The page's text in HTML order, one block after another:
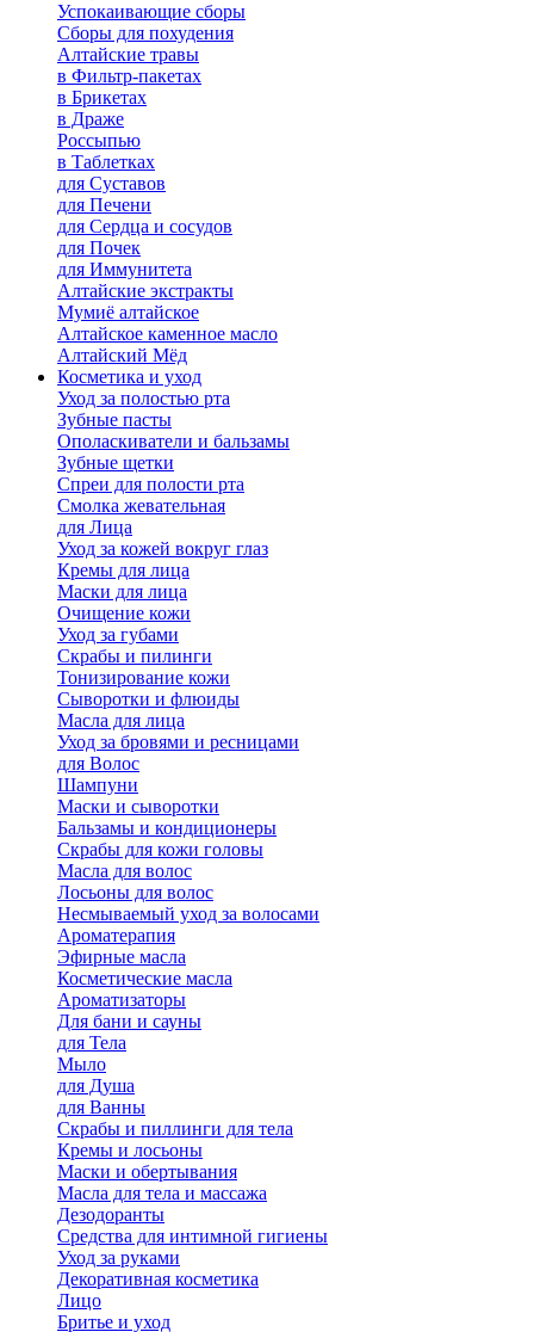
Успокаивающие сборы
Сборы для похудения
Алтайские травы
в Фильтр-пакетах
в Брикетах
в Драже
Россыпью
в Таблетках
для Cуставов
для Печени
для Сердца и сосудов
для Почек
для Иммунитета
Алтайские экстракты
Мумиё алтайское
Алтайское каменное масло
Алтайский Мёд
Косметика и уход
Уход за полостью рта
Зубные пасты
Ополаскиватели и бальзамы
Зубные щетки
Спреи для полости рта
Смолка жевательная
для Лица
Уход за кожей вокруг глаз
Кремы для лица
Маски для лица
Очищение кожи
Уход за губами
Скрабы и пилинги
Тонизирование кожи
Сыворотки и флюиды
Масла для лица
Уход за бровями и ресницами
для Волос
Шампуни
Маски и сыворотки
Бальзамы и кондиционеры
Скрабы для кожи головы
Масла для волос
Лосьоны для волос
Несмываемый уход за волосами
Ароматерапия
Эфирные масла
Косметические масла
Ароматизаторы
Для бани и сауны
для Тела
Мыло
для Душа
для Ванны
Скрабы и пиллинги для тела
Кремы и лосьоны
Маски и обертывания
Масла для тела и массажа
Дезодоранты
Средства для интимной гигиены
Уход за руками
Декоративная косметика
Лицо
Бритье и уход